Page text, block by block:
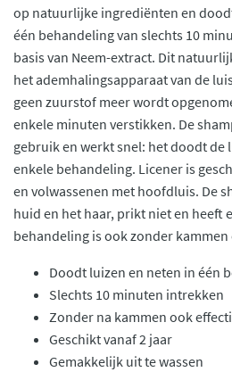
op natuurlijke ingrediënten en
één behandeling van slechts 10
basis van Neem-extract. Dit
het ademhalingsapparaat van de
geen zuurstof meer wordt
enkele minuten verstikken. De
gebruik en werkt snel: het doodt de
enkele behandeling. Licener is
en volwassenen met hoofdluis. De
huid en het haar, prikt niet en heeft
behandeling is ook zonder kammen
Doodt luizen en neten in één
Slechts 10 minuten intrekken
Zonder na kammen ook
Geschikt vanaf 2 jaar
Gemakkelijk uit te wassen